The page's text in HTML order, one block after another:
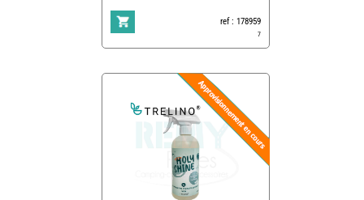
ref : 178959
7